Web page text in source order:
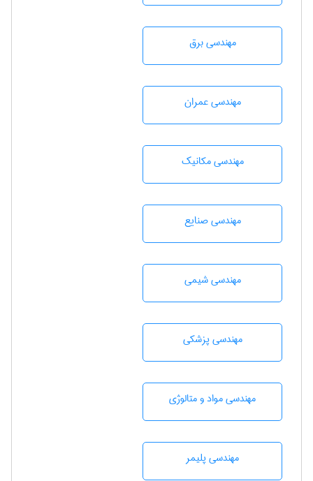
مهندسی برق
مهندسی عمران
مهندسی مکانیک
مهندسی صنايع
مهندسي شيمی
مهندسی پزشکی
مهندسی مواد و متالوژی
مهندسی پليمر